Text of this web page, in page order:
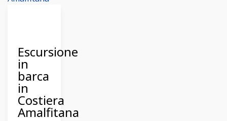
Escursione
in
barca
in
Costiera
Amalfitana